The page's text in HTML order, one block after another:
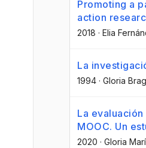
Promoting a
action
2018 · Elia
La
1994 · Gloria
La
MOOC. Un
2020 · Gloria